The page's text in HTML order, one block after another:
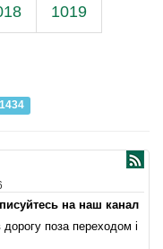
1019
на наш канал
дорогу поза переходом і